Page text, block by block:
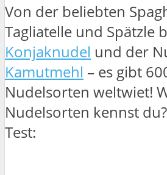
Von der beliebten
Tagliatelle und Spätzle
Konjaknudel und der
Kamutmehl – es gibt
Nudelsorten weltwiet!
Nudelsorten kennst
Test: